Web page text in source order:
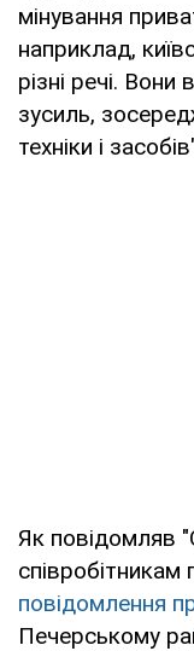
мінування
наприклад,
різні речі.
зусиль,
техніки і
Як повідомляв
співробітникам
повідомлення
Печерському